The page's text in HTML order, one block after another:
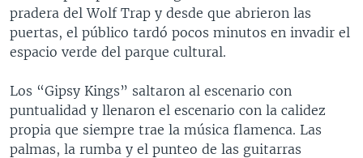
NOTA ECONÓMICA
ENTRETENIMIENTO
Idiomas
pradera del Wolf Trap y desde que abrieron las
puertas, el público tardó pocos minutos en invadir el
espacio verde del parque cultural.
Los “Gipsy Kings” saltaron al escenario con
puntualidad y llenaron el escenario con la calidez
propia que siempre trae la música flamenca. Las
palmas, la rumba y el punteo de las guitarras